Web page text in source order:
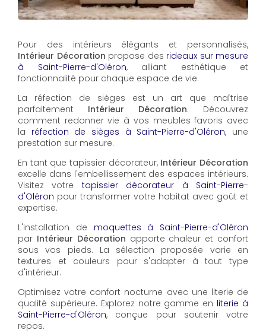
Pour des intérieurs élégants et personnalisés,
Intérieur Décoration propose des rideaux sur mesure
à Saint-Pierre-d'Oléron, alliant esthétique et
fonctionnalité pour chaque espace de vie.
La réfection de sièges est un art que maîtrise
parfaitement Intérieur Décoration. Découvrez
comment redonner vie à vos meubles favoris avec
la réfection de sièges à Saint-Pierre-d'Oléron, une
prestation sur mesure.
En tant que tapissier décorateur, Intérieur Décoration
excelle dans l'embellissement des espaces intérieurs.
Visitez votre tapissier décorateur à Saint-Pierre-
d'Oléron pour transformer votre habitat avec goût et
expertise.
L'installation de moquettes à Saint-Pierre-d'Oléron
par Intérieur Décoration apporte chaleur et confort
sous vos pieds. La sélection proposée varie en
textures et couleurs pour s'adapter à tout type
d'intérieur.
Optimisez votre confort nocturne avec une literie de
qualité supérieure. Explorez notre gamme en literie à
Saint-Pierre-d'Oléron, conçue pour soutenir votre
repos.